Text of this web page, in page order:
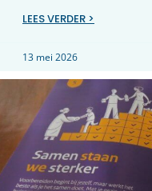
LEES VERDER >
13 mei 2026